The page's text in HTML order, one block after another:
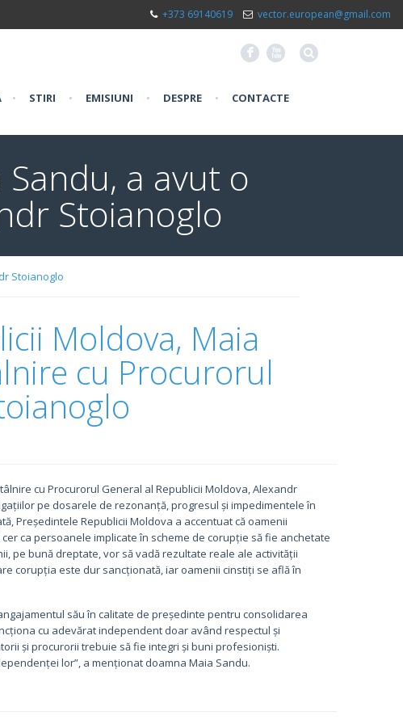
+373 69140619 vector.european@gmail.com
F X
• STIRI • EMISIUNI • DESPRE • CONTACTE
a avut o
Stoianoglo
Stoianoglo
Moldova, Maia
cu Procurorul
cu Procurorul General al Republicii Moldova, Alexandr
pe dosarele de rezonanță, progresul și impedimentele în
Președintele Republicii Moldova a accentuat că oamenii
ca persoanele implicate în scheme de corupție să fie anchetate
pe bună dreptate, vor să vadă rezultate reale ale activității
corupția este dur sancționată, iar oamenii cinstiți se află în
său în calitate de președinte pentru consolidarea
cu adevărat independent doar având respectul și
și procurorii trebuie să fie integri și buni profesioniști.
lor”, a menționat doamna Maia Sandu.